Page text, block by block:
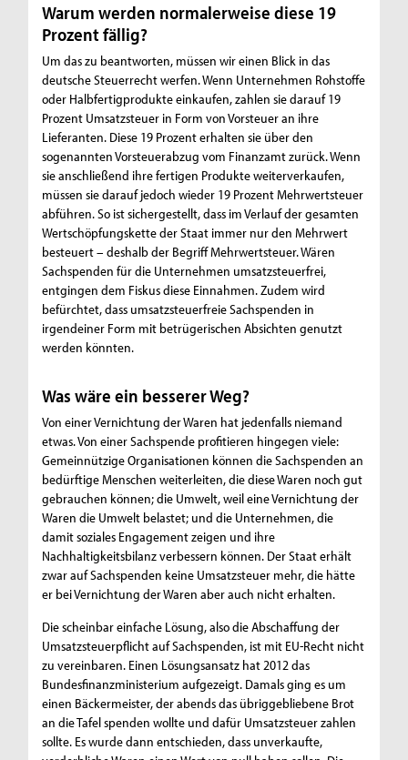
Warum werden normalerweise diese 19
Prozent fällig?
Um das zu beantworten, müssen wir einen Blick in das
deutsche Steuerrecht werfen. Wenn Unternehmen Rohstoffe
oder Halbfertigprodukte einkaufen, zahlen sie darauf 19
Prozent Umsatzsteuer in Form von Vorsteuer an ihre
Lieferanten. Diese 19 Prozent erhalten sie über den
sogenannten Vorsteuerabzug vom Finanzamt zurück. Wenn
sie anschließend ihre fertigen Produkte weiterverkaufen,
müssen sie darauf jedoch wieder 19 Prozent Mehrwertsteuer
abführen. So ist sichergestellt, dass im Verlauf der gesamten
Wertschöpfungskette der Staat immer nur den Mehrwert
besteuert – deshalb der Begriff Mehrwertsteuer. Wären
Sachspenden für die Unternehmen umsatzsteuerfrei,
entgingen dem Fiskus diese Einnahmen. Zudem wird
befürchtet, dass umsatzsteuerfreie Sachspenden in
irgendeiner Form mit betrügerischen Absichten genutzt
werden könnten.
Was wäre ein besserer Weg?
Von einer Vernichtung der Waren hat jedenfalls niemand
etwas. Von einer Sachspende profitieren hingegen viele:
Gemeinnützige Organisationen können die Sachspenden an
bedürftige Menschen weiterleiten, die diese Waren noch gut
gebrauchen können; die Umwelt, weil eine Vernichtung der
Waren die Umwelt belastet; und die Unternehmen, die
damit soziales Engagement zeigen und ihre
Nachhaltigkeitsbilanz verbessern können. Der Staat erhält
zwar auf Sachspenden keine Umsatzsteuer mehr, die hätte
er bei Vernichtung der Waren aber auch nicht erhalten.
Die scheinbar einfache Lösung, also die Abschaffung der
Umsatzsteuerpflicht auf Sachspenden, ist mit EU-Recht nicht
zu vereinbaren. Einen Lösungsansatz hat 2012 das
Bundesfinanzministerium aufgezeigt. Damals ging es um
einen Bäckermeister, der abends das übriggebliebene Brot
an die Tafel spenden wollte und dafür Umsatzsteuer zahlen
sollte. Es wurde dann entschieden, dass unverkaufte,